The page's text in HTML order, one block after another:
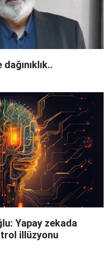
Yapay zekada
illüzyonu